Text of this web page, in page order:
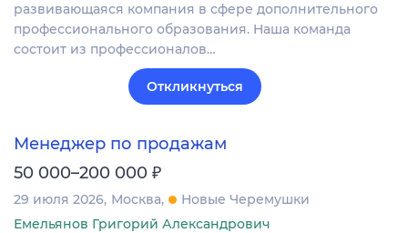
развивающаяся компания в сфере дополнительного
профессионального образования. Наша команда
состоит из профессионалов…
Откликнуться
Менеджер по продажам
50 000–200 000 ₽
29 июля 2026 Москва
Новые Черемушки
Емельянов Григорий Александрович